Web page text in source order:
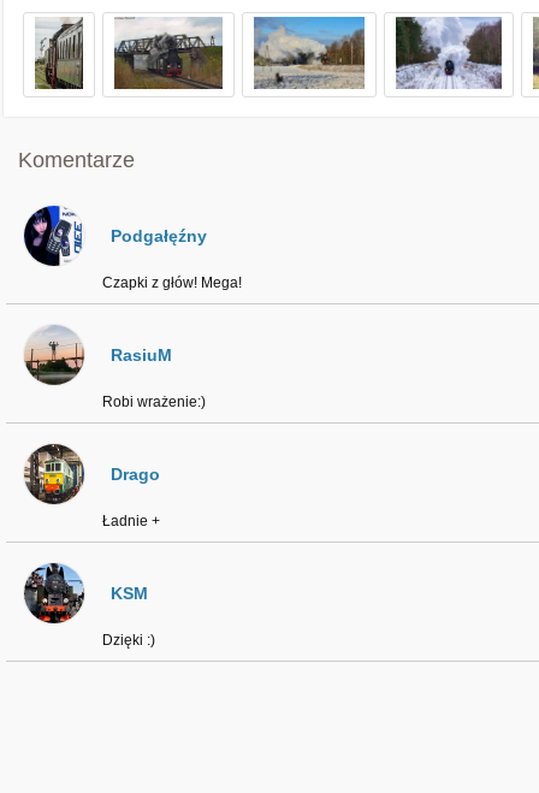
Komentarze
Podgałęźny
Czapki z głów! Mega!
RasiuM
Robi wrażenie:)
Drago
Ładnie +
KSM
Dzięki :)